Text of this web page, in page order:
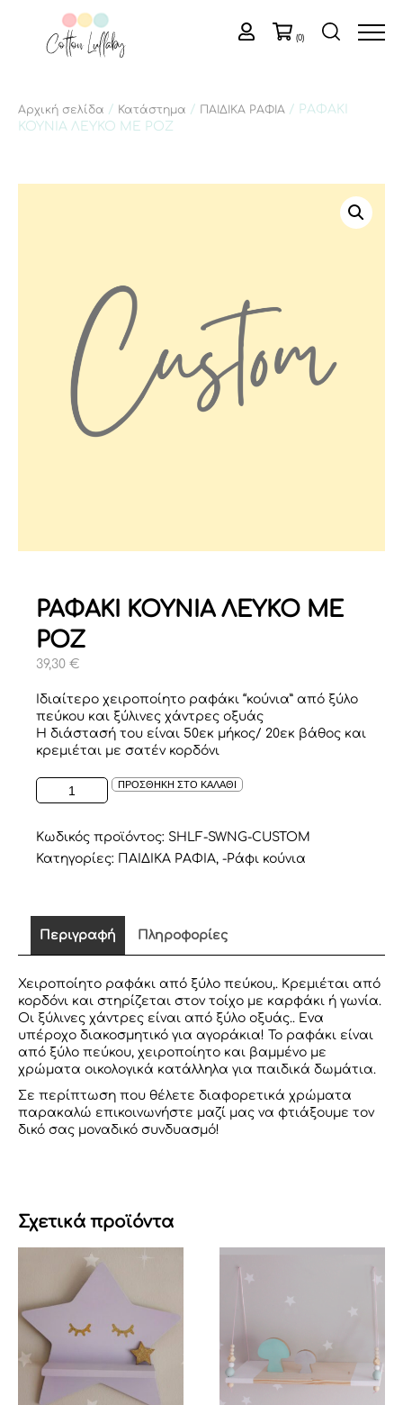
(0)
Αρχική σελίδα / Κατάστημα / ΠΑΙΔΙΚΑ ΡΑΦΙΑ / ΡΑΦΑΚΙ
ΚΟΥΝΙΑ ΛΕΥΚΟ ΜΕ ΡΟΖ
ΡΑΦΑΚΙ ΚΟΥΝΙΑ ΛΕΥΚΟ ΜΕ
ΡΟΖ
39,30 €
Ιδιαίτερο χειροποίητο ραφάκι “κούνια” από ξύλο
πεύκου και ξύλινες χάντρες οξυάς
Η διάστασή του είναι 50εκ μήκος/ 20εκ βάθος και
κρεμιέται με σατέν κορδόνι
ΡΑΦΑΚΙ
ΚΟΥΝΙΑ
ΜΕ
ΡΟΖ
ποσότητα
ΠΡΟΣΘΗΚΗ ΣΤΟ ΚΑΛΑΘΙ
Κωδικός προϊόντος: SHLF-SWNG-CUSTOM
Κατηγορίες: ΠΑΙΔΙΚΑ ΡΑΦΙΑ, -Ράφι κούνια
Περιγραφή Πληροφορίες
Χειροποίητο ραφάκι από ξύλο πεύκου,. Κρεμιέται από
κορδόνι και στηρίζεται στον τοίχο με καρφάκι ή γωνία.
Οι ξύλινες χάντρες είναι από ξύλο οξυάς.. Eνα
υπέροχο διακοσμητικό για αγοράκια! Το ραφάκι είναι
από ξύλο πεύκου, χειροποίητο και βαμμένο με
χρώματα οικολογικά κατάλληλα για παιδικά δωμάτια.
Σε περίπτωση που θέλετε διαφορετικά χρώματα
παρακαλώ επικοινωνήστε μαζί μας να φτιάξουμε τον
δικό σας μοναδικό συνδυασμό!
Σχετικά προϊόντα